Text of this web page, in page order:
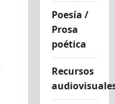
Poesía /
Prosa
poética
Recursos